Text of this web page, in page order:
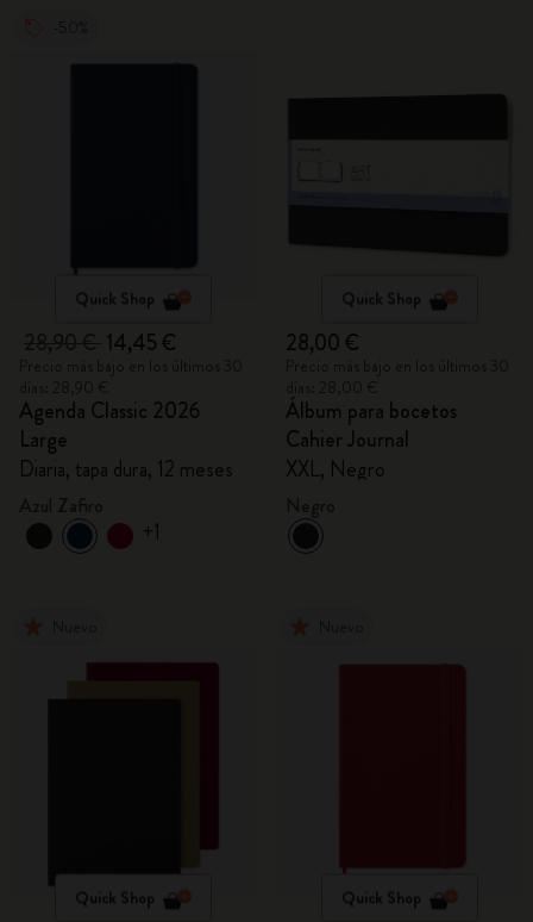
Quick Shop
14,45 €
Agenda Classic 2026
Large
Diaria, tapa dura, 12 meses
+1
Quick Shop
28,00 €
Álbum para bocetos
Cahier Journal
XXL, Negro
Quick Shop Quick Shop